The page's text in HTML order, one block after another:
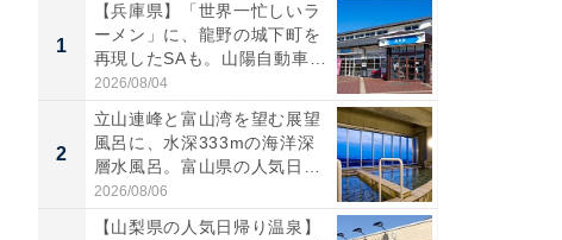
1
【兵庫県】「世界一忙しいラ
ーメン」に、龍野の城下町を
再現したSAも。山陽自動車
道...
2026/08/04
2
立山連峰と富山湾を望む展望
風呂に、水深333mの海洋深
層水風呂。富山県の人気日
帰...
2026/08/06
【山梨県の人気日帰り温泉】